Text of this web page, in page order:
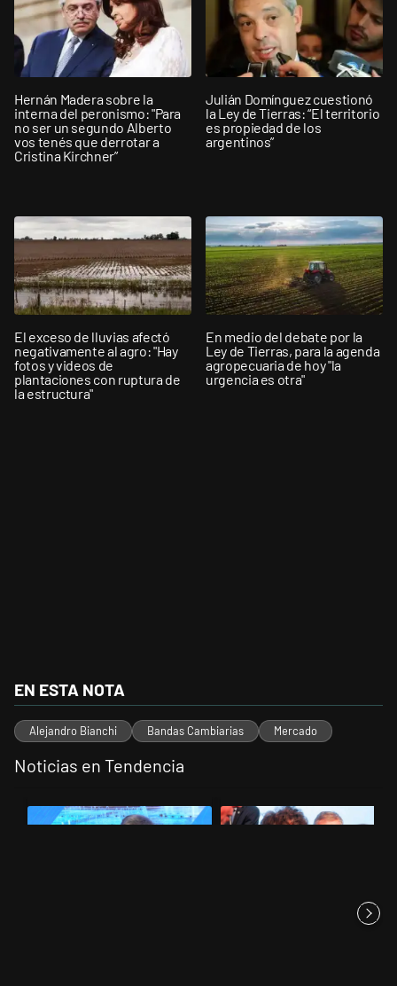
Hernán Madera sobre la
interna del peronismo: "Para
no ser un segundo Alberto
vos tenés que derrotar a
Cristina Kirchner”
Julián Domínguez cuestionó
la Ley de Tierras: “El territorio
es propiedad de los
argentinos”
El exceso de lluvias afectó
negativamente al agro: "Hay
fotos y videos de
plantaciones con ruptura de
la estructura"
En medio del debate por la
Ley de Tierras, para la agenda
agropecuaria de hoy "la
urgencia es otra"
EN ESTA NOTA
Alejandro Bianchi Bandas Cambiarias Mercado
Noticias en Tendencia
Un artículo de tendencia con el título "El Banco Central no pudo
Un artículo de tendencia con el